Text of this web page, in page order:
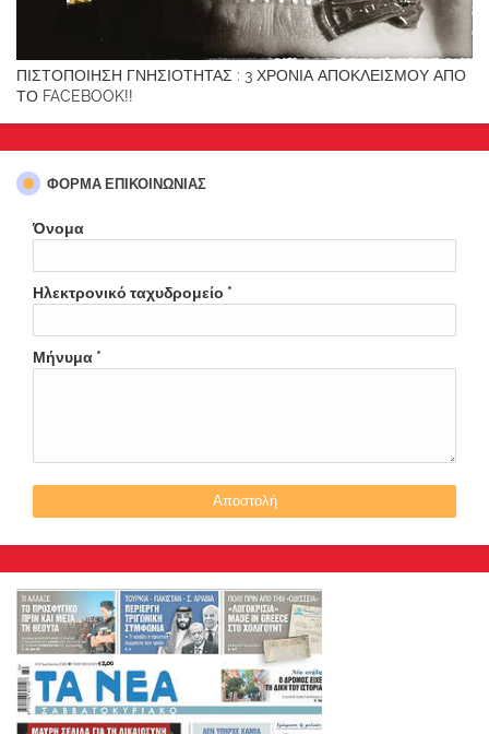
ΠΙΣΤΟΠΟΙΗΣΗ ΓΝΗΣΙΟΤΗΤΑΣ : 3 ΧΡΟΝΙΑ ΑΠΟΚΛΕΙΣΜΟΥ ΑΠΟ
ΤΟ FACEBOOK!!
ΦΌΡΜΑ ΕΠΙΚΟΙΝΩΝΊΑΣ
Όνομα
Ηλεκτρονικό ταχυδρομείο *
Μήνυμα *